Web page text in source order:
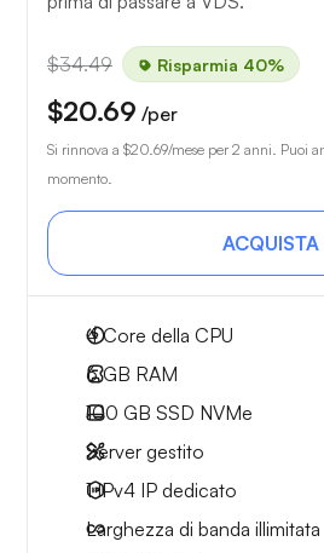
$34.49 Risparmia 40%
$20.69 /per
Si rinnova a $20.69/mese per 2 anni. Puoi
momento.
ACQUISTA
4Core della CPU
6 GB RAM
100 GB SSD NVMe
Server gestito
1 IPv4 IP dedicato
Larghezza di banda illimitata